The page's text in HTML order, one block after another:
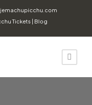
Tickets | Blog